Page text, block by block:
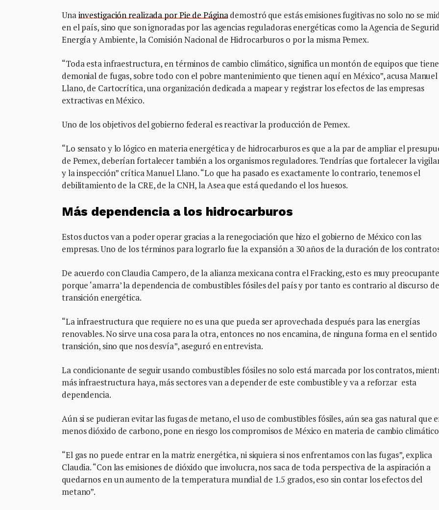
Una investigación realizada por Pie de Página demostró que estás emisiones fugitivas no solo no se
en el país, sino que son ignoradas por las agencias reguladoras energéticas como la Agencia de
Energía y Ambiente, la Comisión Nacional de Hidrocarburos o por la misma Pemex.
“Toda esta infraestructura, en términos de cambio climático, significa un montón de equipos que
demonial de fugas, sobre todo con el pobre mantenimiento que tienen aquí en México”, acusa Manuel
Llano, de Cartocrítica, una organización dedicada a mapear y registrar los efectos de las empresas
extractivas en México.
Uno de los objetivos del gobierno federal es reactivar la producción de Pemex.
“Lo sensato y lo lógico en materia energética y de hidrocarburos es que a la par de ampliar el
de Pemex, deberían fortalecer también a los organismos reguladores. Tendrías que fortalecer la
y la inspección” crítica Manuel Llano. “Lo que ha pasado es exactamente lo contrario, tenemos el
debilitamiento de la CRE, de la CNH, la Asea que está quedando el los huesos.
Más dependencia a los hidrocarburos
Estos ductos van a poder operar gracias a la renegociación que hizo el gobierno de México con las
empresas. Uno de los términos para lograrlo fue la expansión a 30 años de la duración de los
De acuerdo con Claudia Campero, de la alianza mexicana contra el Fracking, esto es muy
porque ‘amarra’ la dependencia de combustibles fósiles del país y por tanto es contrario al discurso de
transición energética.
“La infraestructura que requiere no es una que pueda ser aprovechada después para las energías
renovables. No sirve una cosa para la otra, entonces no nos encamina, de ninguna forma en el sentido
transición, sino que nos desvía”, aseguró en entrevista.
La condicionante de seguir usando combustibles fósiles no solo está marcada por los contratos,
más infraestructura haya, más sectores van a depender de este combustible y va a reforzar esta
dependencia.
Aún si se pudieran evitar las fugas de metano, el uso de combustibles fósiles, aún sea gas natural que
menos dióxido de carbono, pone en riesgo los compromisos de México en materia de cambio
“El gas no puede entrar en la matriz energética, ni siquiera si nos enfrentamos con las fugas”, explica
Claudia. “Con las emisiones de dióxido que involucra, nos saca de toda perspectiva de la aspiración a
quedarnos en un aumento de la temperatura mundial de 1.5 grados, eso sin contar los efectos del
metano”.